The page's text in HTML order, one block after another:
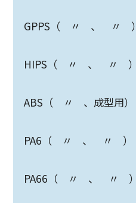
GPPS（ 〃 、 〃 ）
HIPS（ 〃 、 〃 ）
ABS（ 〃 、成型用）
PA6（ 〃 、 〃 ）
PA66（ 〃 、 〃 ）